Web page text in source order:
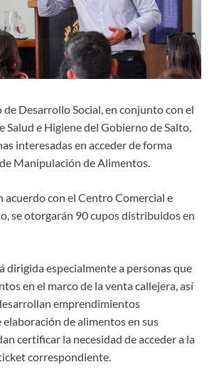
Desarrollo Social, en conjunto con el
Salud e Higiene del Gobierno de Salto,
interesadas en acceder de forma
Manipulación de Alimentos.
acuerdo con el Centro Comercial e
se otorgarán 90 cupos distribuidos en
dirigida especialmente a personas que
en el marco de la venta callejera, así
emprendimientos
de alimentos en sus
certificar la necesidad de acceder a la
correspondiente.